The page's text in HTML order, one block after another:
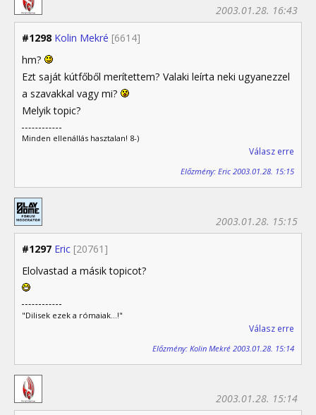
#1298 Kolin Mekré [6614]
2003.01.28. 16:43
hm?
Ezt saját kútfőből merítettem? Valaki leírta neki ugyanezzel
a szavakkal vagy mi?
Melyik topic?
Minden ellenállás hasztalan! 8-)
Válasz erre
Előzmény: Eric 2003.01.28. 15:15
#1297 Eric [20761]
2003.01.28. 15:15
Elolvastad a másik topicot?
"Dilisek ezek a rómaiak...!"
Válasz erre
Előzmény: Kolin Mekré 2003.01.28. 15:14
2003.01.28. 15:14